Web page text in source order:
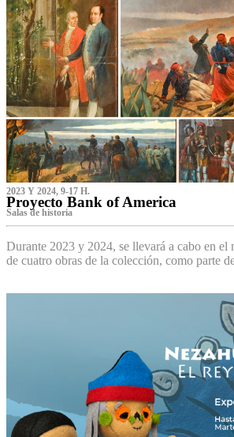
2023 Y 2024, 9-17 H.
Proyecto Bank of America
S‌alas de historia
Durante 2023 y 2024, se llevará a cabo en el
de cuatro obras de la colección, como parte